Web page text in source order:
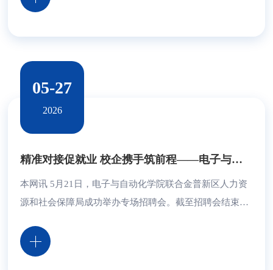
城市学院陈洁副教授团队凭借创新成果《实践为始，理论
课”外国建筑史智慧教学设计》、电子与自动化...
05-27
2026
精准对接促就业 校企携手筑前程——电子与自动化学院成功举办专场招聘会
本网讯 5月21日，电子与自动化学院联合金普新区人力资
源和社会保障局成功举办专场招聘会。截至招聘会结束，
达成就业意向。 招聘会紧扣精准对接、聚力就业办会理
念，汇聚17家优质企业，释放近百个优质岗位。岗位全面